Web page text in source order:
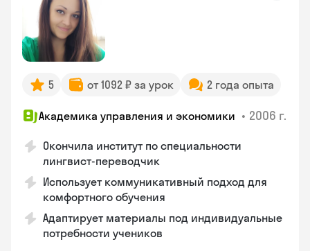
5 от 1092 ₽ за урок 2 года опыта
Академика управления и экономики • 2006 г.
Окончила институт по специальности
лингвист-переводчик
Использует коммуникативный подход для
комфортного обучения
Адаптирует материалы под индивидуальные
потребности учеников